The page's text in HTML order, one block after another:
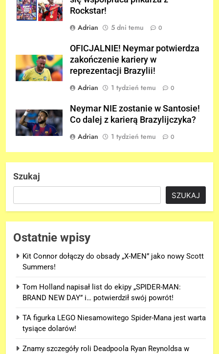
Rockstar!
Adrian
5 dni temu 0
OFICJALNIE! Neymar potwierdza
zakończenie kariery w
reprezentacji Brazylii!
Adrian
1 tydzień temu 0
Neymar NIE zostanie w Santosie!
Co dalej z karierą Brazylijczyka?
Adrian
1 tydzień temu 0
Szukaj
SZUKAJ
Ostatnie wpisy
Kit Connor dołączy do obsady „X-MEN” jako nowy Scott
Summers!
Tom Holland napisał list do ekipy „SPIDER-MAN:
BRAND NEW DAY” i… potwierdził swój powrót!
TA figurka LEGO Niesamowitego Spider-Mana jest warta
tysiące dolarów!
Znamy szczegóły roli Deadpoola Ryan Reynoldsa w